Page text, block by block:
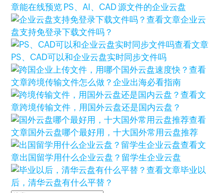
章能在线预览 PS、AI、CAD 源文件的企业云盘
查看文章企业云
盘支持免登录下载文件吗？
查看文章
PS、CAD可以和企业云盘实时同步文件吗
查看
文章跨境传输文件怎么做？企业出海必看指南
查看文
章跨境传输文件，用国外云盘还是国内云盘？
查看
文章国外云盘哪个最好用，十大国外常用云盘推荐
查看文
章出国留学用什么企业云盘？留学生企业云盘
查看文章毕业以
后，清华云盘有什么平替？